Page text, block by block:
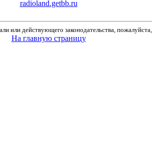
radioland.getbb.ru
действующего законодательства,
На главную страницу